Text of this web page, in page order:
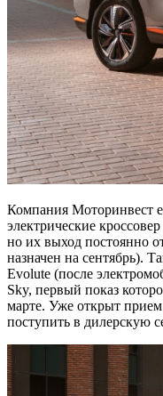
Компания Моторинвест
электрические
но их выход постоянно
назначен на сентябрь).
Evolute (после
Sky, первый показ
марте. Уже открыт
поступить в дилерскую